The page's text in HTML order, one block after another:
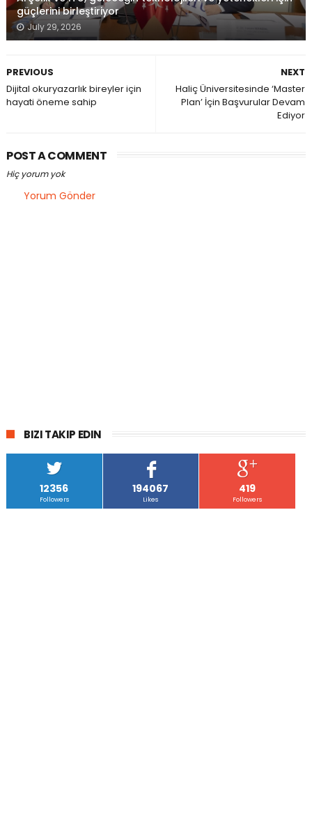
güçlerini birleştiriyor
July 29, 2026
NEXT
Haliç Üniversitesinde ‘Master
Plan’ İçin Başvurular Devam
Ediyor
PREVIOUS
Dijital okuryazarlık bireyler için
hayati öneme sahip
POST A COMMENT
Hiç yorum yok
Yorum Gönder
BIZI TAKIP EDIN
12356
Followers
194067
Likes
419
Followers